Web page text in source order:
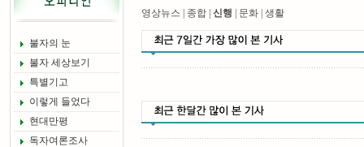
불자의 눈
불자 세상보기
특별기고
이렇게 들었다
현대만평
독자여론조사
영상뉴스 종합 신행 문화 생활